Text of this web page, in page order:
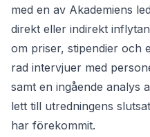
med en av Akademiens
direkt eller indirekt
om priser, stipendier och
rad intervjuer med
samt en ingående analys
lett till utredningens
har förekommit.